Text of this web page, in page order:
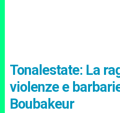
Tonalestate: La
violenze e
Boubakeur